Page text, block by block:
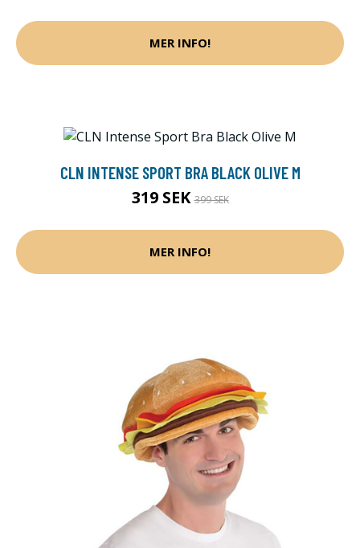
MER INFO!
CLN INTENSE SPORT BRA BLACK OLIVE M
319 SEK399 SEK
MER INFO!